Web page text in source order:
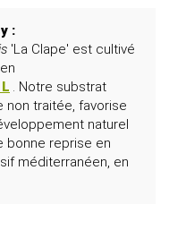
:
'La Clape' est cultivé
. Notre substrat
non traitée, favorise
naturel
bonne reprise en
méditerranéen, en